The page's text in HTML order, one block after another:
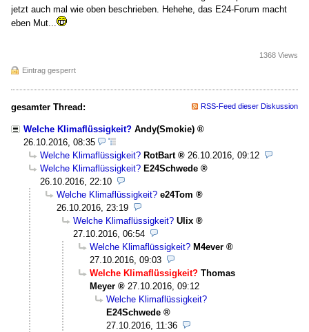
jetzt auch mal wie oben beschrieben. Hehehe, das E24-Forum macht
eben Mut...
Eintrag gesperrt
1368 Views
gesamter Thread: RSS-Feed dieser Diskussion
Welche Klimaflüssigkeit? Andy(Smokie)
26.10.2016, 08:35
Welche Klimaflüssigkeit? RotBart
26.10.2016, 09:12
Welche Klimaflüssigkeit? E24Schwede
26.10.2016, 22:10
Welche Klimaflüssigkeit? e24Tom
26.10.2016, 23:19
Welche Klimaflüssigkeit? Ulix
27.10.2016, 06:54
Welche Klimaflüssigkeit? M4ever
27.10.2016, 09:03
Welche Klimaflüssigkeit? Thomas
Meyer
27.10.2016, 09:12
Welche Klimaflüssigkeit?
E24Schwede
27.10.2016, 11:36